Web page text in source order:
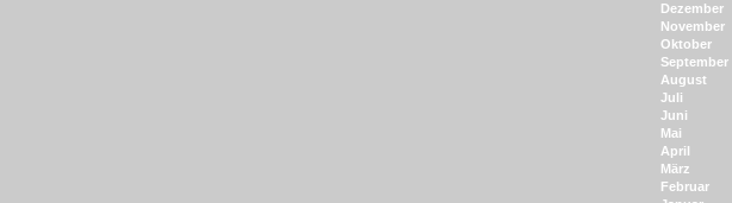
Dezember
November
Oktober
September
August
Juli
Juni
Mai
April
März
Februar